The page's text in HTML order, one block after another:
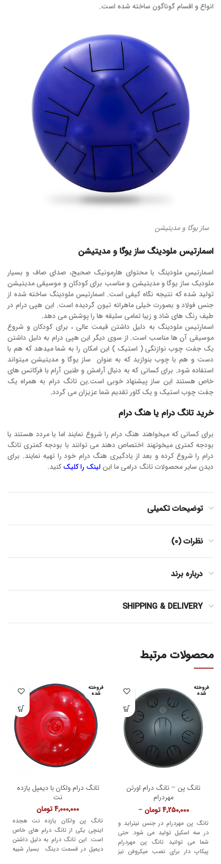
انواع و اقسام گوناگون ساخته ‌شده است.
ساز یوگا و مدیتیشن
اسمارتیس ملودینگ ساز یوگا و مدیتیشن
اسمارتیس ملودینگ با محتوای هارمونیک صحیح، صدای صاف و بسیار
ملودیک ساز یوگا و مدیتیشن و مناسب برای کودکان و موسیقی مدیتیشن
تولید شده که نتیجه‌ نگاه کیفی است. اسمارتیس ملودینگ ساخته شده از
جنس فولاد و بصورت خیلی ماهرانه تیون گردیده است. این هپی درام در
طیف رنگ های شاد و زیبا تمامی سلیقه ها را پوشش می دهد.
اسمارتیس ملودینگ به دلیل داشتن قیمت عالی ، برای کودکان و شروع
موسیقی آن ها مناسب است. از سوی دیگر این هپی درام به دلیل داشتن
یک جفت چوب نوازنگی ( استیک ) این امکان را به شما میدهد که هم با
دست و هم با چوب بنوازید که به عنوان ساز یوگا و مدیتیشن میتواند
استفاده شود. برای کسانی که به دنبال آرامش و طنین آرام با فرکانس های
خاص هستند این ساز پیشنهاد خوبی است.ین تانگ درام به همراه یک
جفت چوب استیک و یک کاور تقدیم شما عزیزان می گردد.
خرید تانگ درام یا هنگ درام
برای کسانی که میخواهند هنگ درام را شروع نمایند اما یا مردد هستند یا
بودجه کمتری میخوتهند اختصاص دهند می توانند با بودجه کمتری تانگ
درام را شروع کرده و بعد از یادگیری هنگ درام خود را تهیه نمایند. برای
دیدن سایر محصولات تانگ درامی ما اینلینک را کلیک کنید.
توضیحات تکمیلی
نظرات (0)
درباره برند
SHIPPING & DELIVERY
محصولات مرتبط
فروخته
شده
تانگ پن – تانگ درام اورتن
مهردرام
4,250,000 تومان –
4,750,000 تومان
تانگ پن مهردرام در جنس نیتراید و
در سه اسکیل تولید می شود. حتی
شما می توانید تانگ پن مهردرام
پیکاپ دار برای نصب میکروفن نیز
فروخته
شده
تانگ درام ولکان با دیمپل یازده
نت
4,000,000تومان
تانگ پن ولکان یازده نت هجده
اینچی یکی از تانگ درام های خاص
است. این تانگ درام به دلیل داشتن
دیمپل در قسمت دینگ بسیار شبیه
به هنگ درام می باشد.